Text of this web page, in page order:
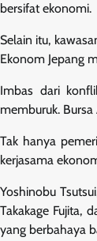
bersifat ekonomi.
Selain itu,
Ekonom Jepang
Imbas dari
memburuk.
Tak hanya
kerjasama
Yoshinobu
Takakage Fujita,
yang berbahaya